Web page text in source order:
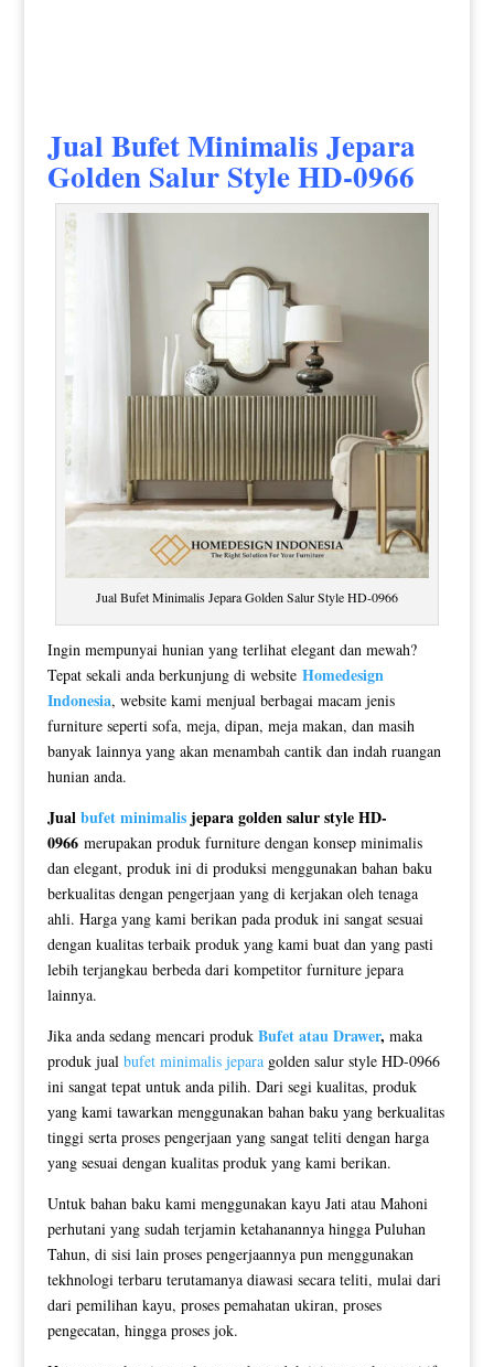
Jual Bufet Minimalis Jepara
Golden Salur Style HD-0966
Jual Bufet Minimalis Jepara Golden Salur Style HD-0966
Ingin mempunyai hunian yang terlihat elegant dan mewah?
Tepat sekali anda berkunjung di website Homedesign
Indonesia, website kami menjual berbagai macam jenis
furniture seperti sofa, meja, dipan, meja makan, dan masih
banyak lainnya yang akan menambah cantik dan indah ruangan
hunian anda.
Jualbufet minimalisjepara golden salur style HD-
0966merupakan produk furniture dengan konsep minimalis
dan elegant, produk ini di produksi menggunakan bahan baku
berkualitas dengan pengerjaan yang di kerjakan oleh tenaga
ahli. Harga yang kami berikan pada produk ini sangat sesuai
dengan kualitas terbaik produk yang kami buat dan yang pasti
lebih terjangkau berbeda dari kompetitor furniture jepara
lainnya.
Jika anda sedang mencari produk Bufet atau Drawer, maka
produk jual bufet minimalis jeparagolden salur style HD-0966
ini sangat tepat untuk anda pilih. Dari segi kualitas, produk
yang kami tawarkan menggunakan bahan baku yang berkualitas
tinggi serta proses pengerjaan yang sangat teliti dengan harga
yang sesuai dengan kualitas produk yang kami berikan.
Untuk bahan baku kami menggunakan kayu Jati atau Mahoni
perhutani yang sudah terjamin ketahanannya hingga Puluhan
Tahun, di sisi lain proses pengerjaannya pun menggunakan
tekhnologi terbaru terutamanya diawasi secara teliti, mulai dari
dari pemilihan kayu, proses pemahatan ukiran, proses
pengecatan, hingga proses jok.